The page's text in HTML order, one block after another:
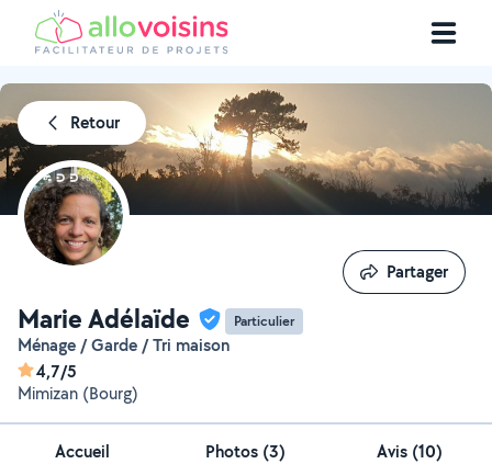
Retour
Marie Adélaïde Particulier
Ménage / Garde / Tri maison
4,7/5
Mimizan (Bourg)
Partager
Partager
Accueil Photos (3) Avis (10)